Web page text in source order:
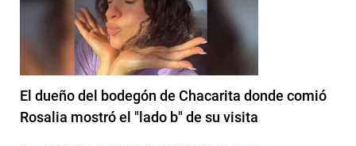
El dueño del bodegón de Chacarita donde comió
Rosalia mostró el "lado b" de su visita